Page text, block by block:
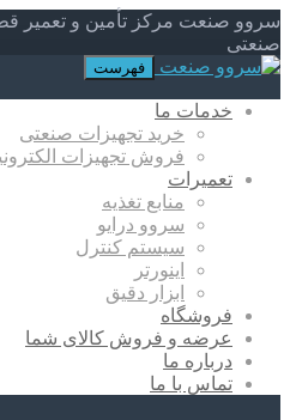
سروو صنعت مرکز تأمین و تعمیر
صنعتی
فهرست
خدمات ما
خرید تجهیزات صنعتی
فروش تجهیزات
تعمیرات
منابع تغذیه
سروو درایو
سیستم کنترل
اینورتر
ابزار دقیق
فروشگاه
عرضه و فروش کالای شما
درباره ما
تماس با ما